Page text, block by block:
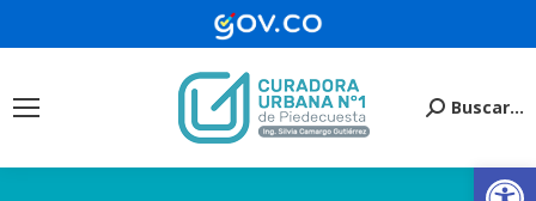
Buscar:
Buscar...